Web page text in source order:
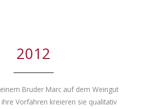
2012
Bruder Marc auf dem Weingut
Vorfahren kreieren sie qualitativ